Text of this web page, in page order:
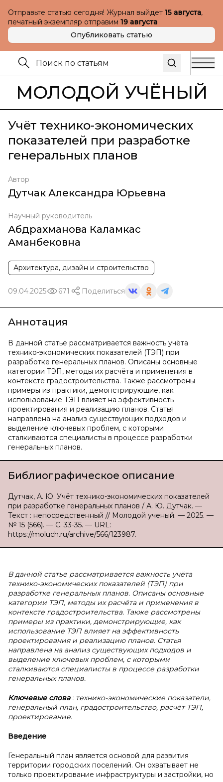
Отправьте статью сегодня! Журнал выйдет 15 августа,
печатный экземпляр отправим 19 августа
Опубликовать статью
МОЛОДОЙ УЧЁНЫЙ
Учёт технико-экономических
показателей при разработке
генеральных планов
Автор
Дутчак Александра Юрьевна
Научный руководитель
Абдрахманова Каламкас
Аманбековна
Архитектура, дизайн и строительство
09.04.2025 671 Поделиться
Аннотация
В данной статье рассматривается важность учёта
технико-экономических показателей (ТЭП) при
разработке генеральных планов. Описаны основные
категории ТЭП, методы их расчёта и применения в
контексте градостроительства. Также рассмотрены
примеры из практики, демонстрирующие, как
использование ТЭП влияет на эффективность
проектирования и реализацию планов. Статья
направлена на анализ существующих подходов и
выделение ключевых проблем, с которыми
сталкиваются специалисты в процессе разработки
генеральных планов.
Библиографическое описание
Дутчак, А. Ю. Учёт технико-экономических показателей
при разработке генеральных планов / А. Ю. Дутчак. —
Текст : непосредственный // Молодой ученый. — 2025. —
№ 15 (566). — С. 33-35. — URL:
https://moluch.ru/archive/566/123987.
В данной статье рассматривается важность учёта
технико-экономических показателей (ТЭП) при
разработке генеральных планов. Описаны основные
категории ТЭП, методы их расчёта и применения в
контексте градостроительства. Также рассмотрены
примеры из практики, демонстрирующие, как
использование ТЭП влияет на эффективность
проектирования и реализацию планов. Статья
направлена на анализ существующих подходов и
выделение ключевых проблем, с которыми
сталкиваются специалисты в процессе разработки
генеральных планов.
Ключевые слова : технико-экономические показатели,
генеральный план, градостроительство, расчёт ТЭП,
проектирование.
Введение
Генеральный план является основой для развития
территории городских поселений. Он охватывает не
только проектирование инфраструктуры и застройки, но